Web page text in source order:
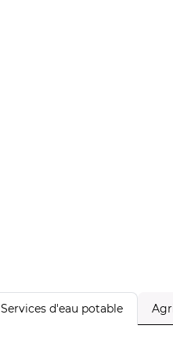
Services d'eau potable